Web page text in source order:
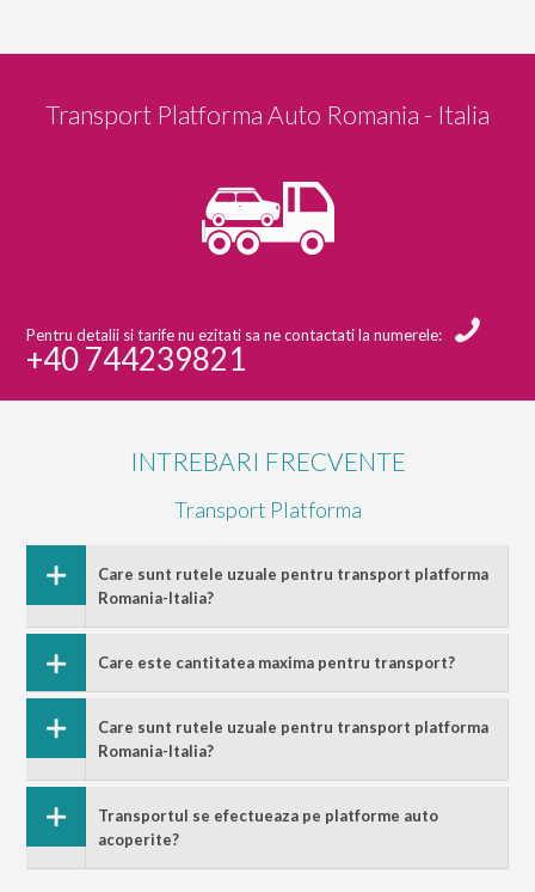
Transport Platforma Auto Romania - Italia
Pentru detalii si tarife nu ezitati sa ne contactati la numerele:
+40 744239821
INTREBARI FRECVENTE
Transport Platforma
Care sunt rutele uzuale pentru transport platforma
Romania-Italia?
Care este cantitatea maxima pentru transport?
Care sunt rutele uzuale pentru transport platforma
Romania-Italia?
Transportul se efectueaza pe platforme auto
acoperite?